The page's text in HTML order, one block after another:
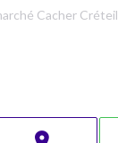
Cacher Créteil